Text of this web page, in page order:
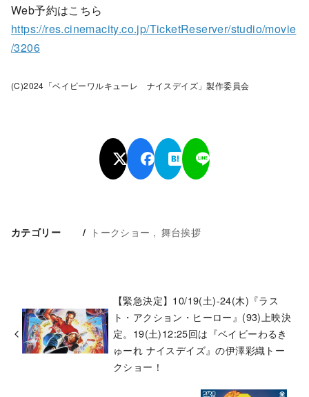
Web予約はこちら
https://res.cinemacity.co.jp/TicketReserver/studio/movie
/3206
(C)2024「ベイビーワルキューレ ナイスデイズ」製作委員会
カテゴリー トークショー 舞台挨拶
【緊急決定】10/19(土)-24(木)『ラス
ト・アクション・ヒーロー』(93)上映決
定。19(土)12:25回は『ベイビーわるき
ゅーれ ナイスデイズ』の伊澤彩織トー
クショー！